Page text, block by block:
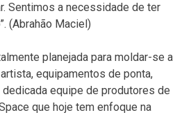
Sentimos a necessidade de ter
(Abrahão Maciel)
planejada para moldar-se a
equipamentos de ponta,
equipe de produtores de
que hoje tem enfoque na